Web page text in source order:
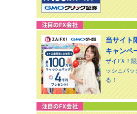
当サイト
キャンペ
ザイFX！
ッシュバッ
る！